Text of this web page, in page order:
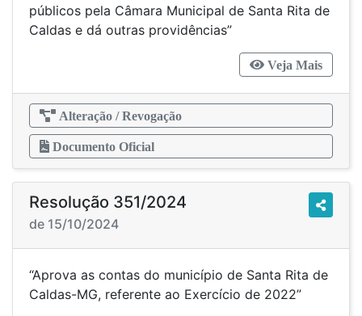
públicos pela Câmara Municipal de Santa Rita de
Caldas e dá outras providências”
Veja Mais
Alteração / Revogação
Documento Oficial
Resolução 351/2024
de 15/10/2024
“Aprova as contas do município de Santa Rita de
Caldas-MG, referente ao Exercício de 2022”